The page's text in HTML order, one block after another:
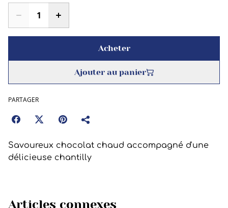
Acheter
Ajouter au panier
PARTAGER
Savoureux chocolat chaud accompagné d'une
délicieuse chantilly
Articles connexes